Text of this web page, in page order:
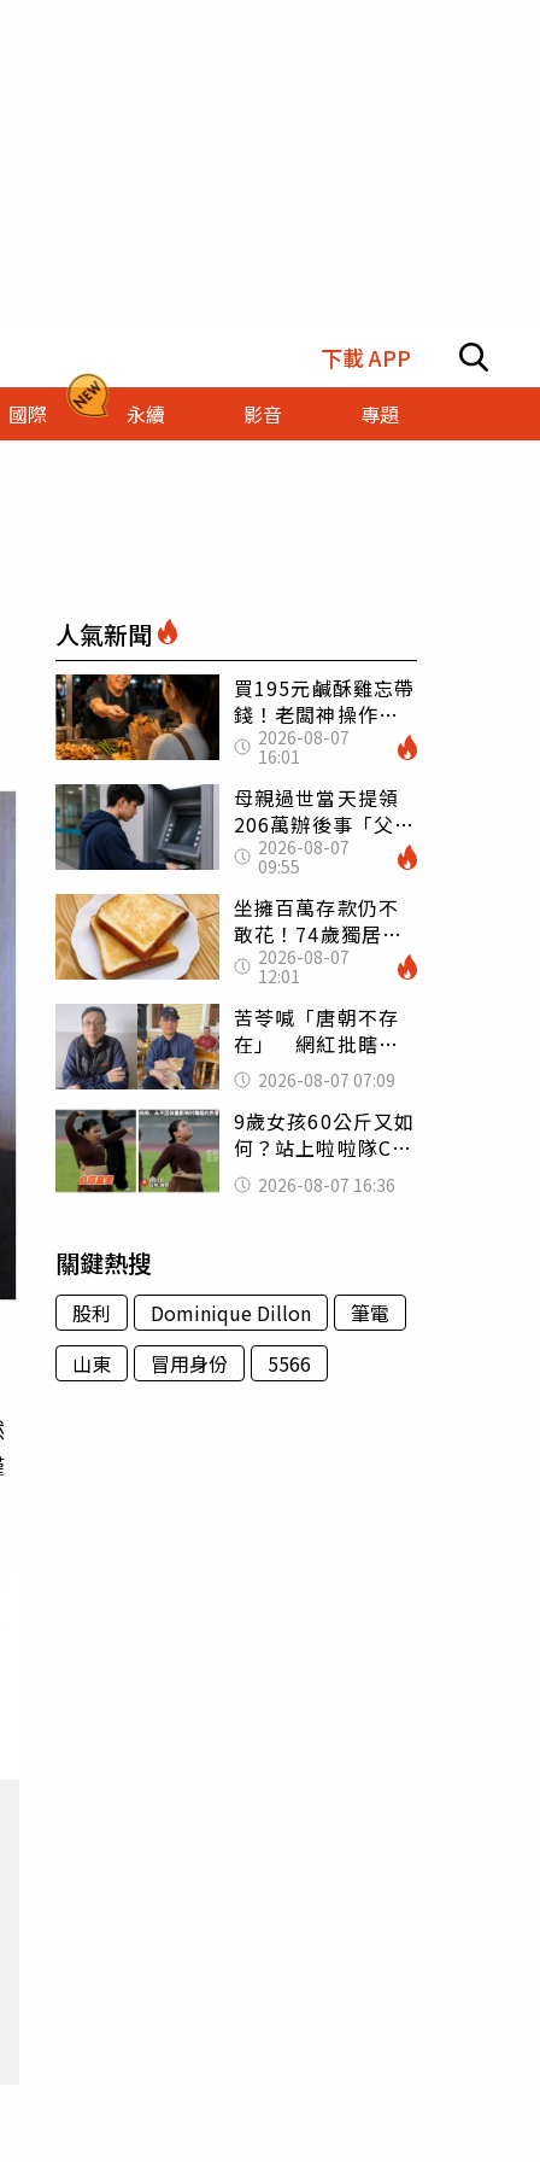
下載 APP
國際 永續 影音 專題
人氣新聞
買195元鹹酥雞忘帶
錢！老闆神操作
「倒找5元」 全網
看哭：這就是台灣
2026-08-07
16:01
母親過世當天提領
206萬辦後事「父子
遭判刑」 律師：
搶錢先下手是罪
2026-08-07
09:55
坐擁百萬存款仍不
敢花！74歲獨居翁
「1餐只吃1片吐
司」 半年後暴瘦
嚇壞女兒
2026-08-07
12:01
苦苓喊「唐朝不存
在」 網紅批瞎編
歷史：李白、杜甫
用鮮卑文寫詩？
2026-08-07 07:09
9歲女孩60公斤又如
何？站上啦啦隊C位
驚艷全場 千萬網
友被圈粉
2026-08-07 16:36
關鍵熱搜
股利 Dominique Dillon
筆電
山東
冒用身份 5566